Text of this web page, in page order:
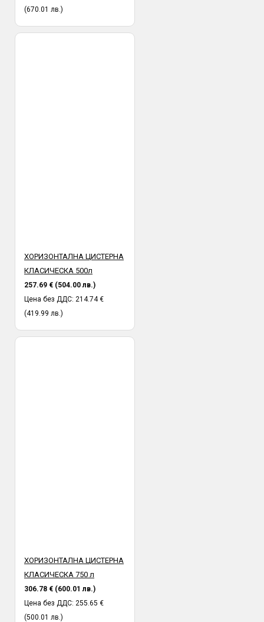
(670.01 лв.)
ХОРИЗОНТАЛНА ЦИСТЕРНА
КЛАСИЧЕСКА 500л
257.69 € (504.00 лв.)
Цена без ДДС: 214.74 €
(419.99 лв.)
ХОРИЗОНТАЛНА ЦИСТЕРНА
КЛАСИЧЕСКА 750 л
306.78 € (600.01 лв.)
Цена без ДДС: 255.65 €
(500.01 лв.)